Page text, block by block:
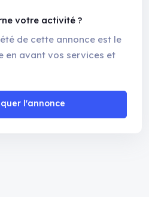
votre activité ?
de cette annonce est le
en avant vos services et
l'annonce